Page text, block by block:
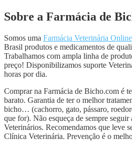
Sobre a Farmácia de
Somos uma Farmácia Veterinária Online
Brasil produtos e medicamentos de
Trabalhamos com ampla linha de
preço! Disponibilizamos suporte
horas por dia.
Comprar na Farmácia de Bicho.com é
barato. Garantia de ter o melhor
bicho… (cachorro, gato, pássaro,
que for). Não esqueça de sempre
Veterinários. Recomendamos que leve
Clínica Veterinária. Prevenção é o